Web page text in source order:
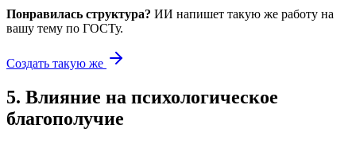
Понравилась структура? ИИ напишет такую же работу на
вашу тему по ГОСТу.
Создать такую же
5. Влияние на психологическое
благополучие